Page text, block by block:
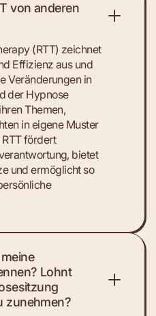
von anderen
(RTT) zeichnet
Effizienz aus und
Veränderungen in
der Hypnose
Themen,
in eigene Muster
fördert
bietet
und ermöglicht so
Lohnt
zunehmen?